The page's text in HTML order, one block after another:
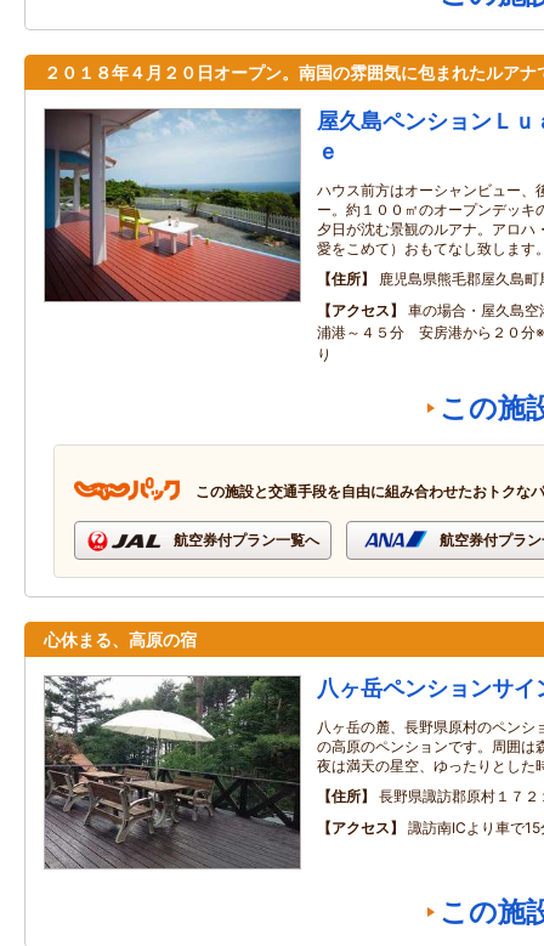
２０１８年４月２０日オープン。南国の雰囲気に包まれたルアナ
屋久島ペンションＬ
ｅ
ハウス前方はオーシャンビュー、
ー。約１００㎡のオープンデッキ
夕日が沈む景観のルアナ。アロハ
愛をこめて）おもてなし致します
住所
鹿児島県熊毛郡屋久島
アクセス
車の場合・屋久島
浦港～４５分 安房港から２０分
り
この施
この施設と交通手段を自由に組み合わせたおトクな
航空券付プラン一覧へ 航空券付プラ
心休まる、高原の宿
八ヶ岳ペンションサイ
八ヶ岳の麓、長野県原村のペン
の高原のペンションです。周囲は
夜は満天の星空、ゆったりとした
住所
長野県諏訪郡原村１７
アクセス
諏訪南ICより車で15
この施